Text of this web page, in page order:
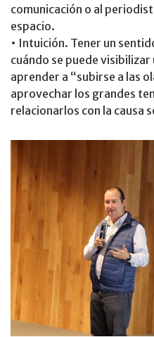
comunicación o al
espacio.
• Intuición. Tener un
cuándo se puede
aprender a “subirse a las
aprovechar los grandes
relacionarlos con la causa